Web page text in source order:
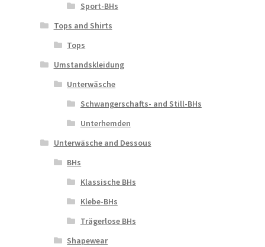
Sport-BHs
Tops and Shirts
Tops
Umstandskleidung
Unterwäsche
Schwangerschafts- and Still-BHs
Unterhemden
Unterwäsche and Dessous
BHs
Klassische BHs
Klebe-BHs
Trägerlose BHs
Shapewear